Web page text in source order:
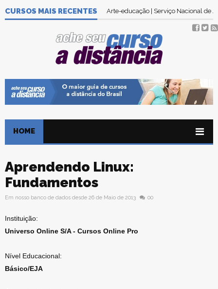
CURSOS MAIS RECENTES Arte-educação | Serviço Nacional de
HOME
Aprendendo Linux:
Fundamentos
Em nosso banco de dados desde 26 de Maio de 2013 00
Instituição:
Universo Online S/A - Cursos Online Pro
Nível Educacional:
Básico/EJA